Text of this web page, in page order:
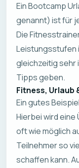
Ein Bootcamp
genannt) ist für
Die
Leistungsstufen
gleichzeitig sehr
Tipps geben.
Fitness, Urlaub
Ein gutes
Hierbei wird eine
oft wie möglich
Teilnehmer so
schaffen kann.